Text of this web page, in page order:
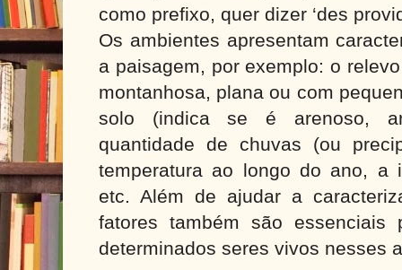
como prefixo, quer dizer ‘des
Os ambientes apresentam
a paisagem, por exemplo: o
montanhosa, plana ou com
solo (indica se é arenoso,
quantidade de chuvas (ou
temperatura ao longo do ano, a
etc. Além de ajudar a
fatores também são essenciais
determinados seres vivos nesses